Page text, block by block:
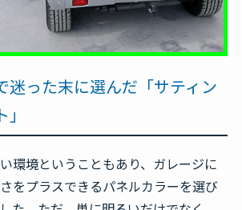
った末に選んだ「サティン
環境ということもあり、ガレージに
をプラスできるパネルカラーを選び